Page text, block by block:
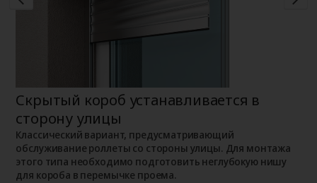
Скрытый короб устанавливается в
сторону улицы
Классический вариант, предусматривающий
обслуживание роллеты со стороны улицы. Для монтажа
этого типа необходимо подготовить неглубокую нишу
для короба в перемычке проема.